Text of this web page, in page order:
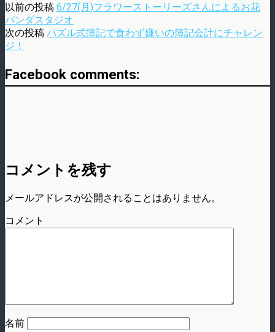
以前の投稿 6/27(月)フラワーストーリーズさんによるお花
パンダスタジオ
次の投稿 パズル式簿記で食わず嫌いの簿記会計にチャレン
ジ！
Facebook comments:
コメントを残す
メールアドレスが公開されることはありません。
コメント
名前